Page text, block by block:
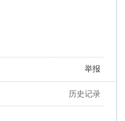
举报
历史记录